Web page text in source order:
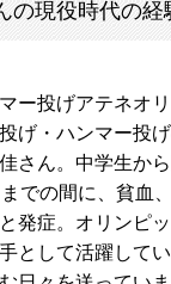
の現役時代の経
ー投げアテネオ
げ・ハンマー投
さん。中学生か
での間に、貧血
発症。オリンピ
として活躍して